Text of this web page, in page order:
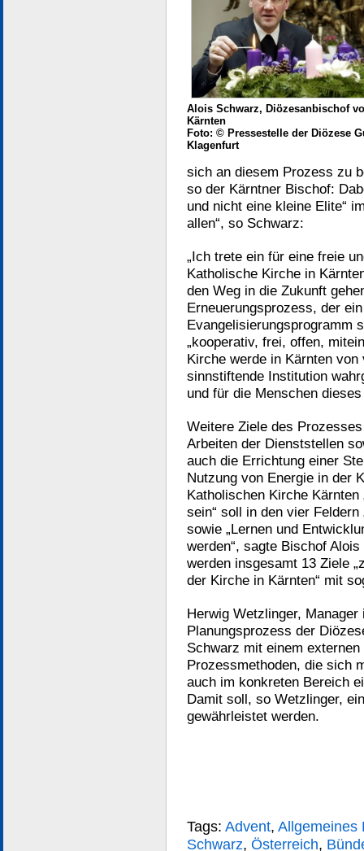
Alois Schwarz, Diözesanbischof
Kärnten
Foto: © Pressestelle der Diözese
Klagenfurt
sich an diesem Prozess zu
so der Kärntner Bischof:
und nicht eine kleine Elite“
allen“, so Schwarz:
„Ich trete ein für eine freie
Katholische Kirche in
den Weg in die Zukunft
Erneuerungsprozess, der
Evangelisierungsprogramm
„kooperativ, frei, offen,
Kirche werde in Kärnten
sinnstiftende Institution
und für die Menschen
Weitere Ziele des
Arbeiten der Dienststellen
auch die Errichtung einer
Nutzung von Energie in der
Katholischen Kirche
sein“ soll in den vier Feldern
sowie „Lernen und
werden“, sagte Bischof
werden insgesamt 13 Ziele
der Kirche in Kärnten“ mit
Herwig Wetzlinger,
Planungsprozess der
Schwarz mit einem
Prozessmethoden, die sich
auch im konkreten Bereich
Damit soll, so Wetzlinger,
gewährleistet werden.
Tags: Advent, Allgemeines
Schwarz, Österreich,